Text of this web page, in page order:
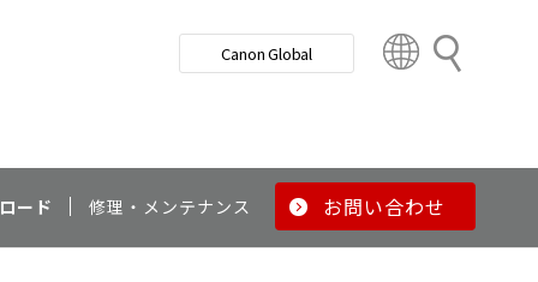
検
Canon Global
t
y
ード 修理・メンテナンス お問い合わせ